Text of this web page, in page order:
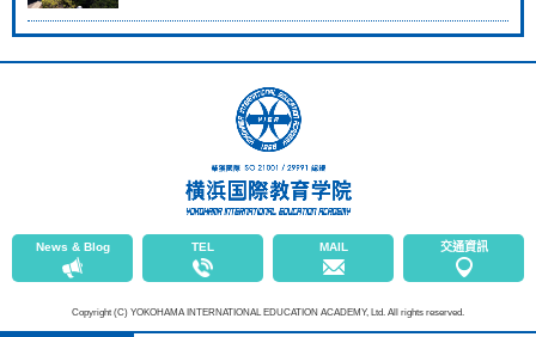
News & Blog TEL MAIL 交通資訊
Copyright (C) YOKOHAMA INTERNATIONAL EDUCATION ACADEMY, Ltd. All rights reserved.